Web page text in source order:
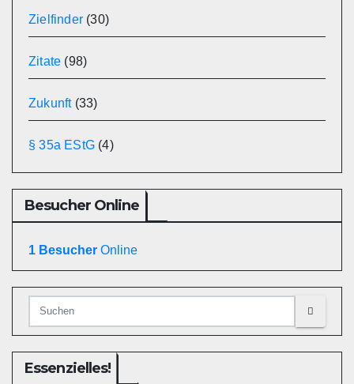
Zielfinder (30)
Zitate (98)
Zukunft(33)
§ 35a EStG (4)
Besucher Online
1 Besucher Online
Essenzielles!